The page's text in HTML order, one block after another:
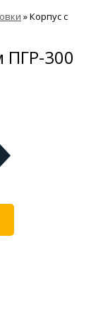
»Корпус с
ПГР-300